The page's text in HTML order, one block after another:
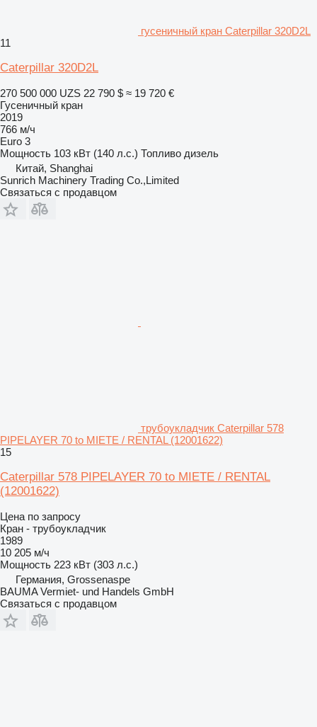
гусеничный кран Caterpillar 320D2L
11
Caterpillar 320D2L
270 500 000 UZS 22 790 $ ≈ 19 720 €
Гусеничный кран
2019
766 м/ч
Euro 3
Мощность 103 кВт (140 л.с.) Топливо дизель
Китай, Shanghai
Sunrich Machinery Trading Co.,Limited
Связаться с продавцом
трубоукладчик Caterpillar 578
PIPELAYER 70 to MIETE / RENTAL (12001622)
15
Caterpillar 578 PIPELAYER 70 to MIETE / RENTAL
(12001622)
Цена по запросу
Кран - трубоукладчик
1989
10 205 м/ч
Мощность 223 кВт (303 л.с.)
Германия, Grossenaspe
BAUMA Vermiet- und Handels GmbH
Связаться с продавцом